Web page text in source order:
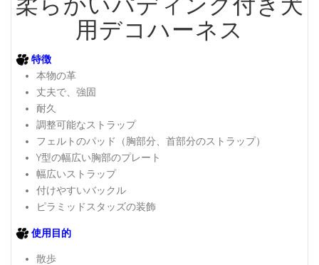
用デコハーネス
特徴
本物の革
丈夫で、強固
耐久
調整可能なストラップ
フェルトのパッド（胸部分、首部分のストラップ）
Y型の幅広い胸部のプレート
幅広いストラップ
付けやすいバックル
ピラミッドスタッズの装飾
使用目的
散歩